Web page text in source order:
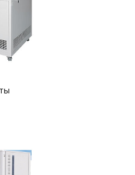
периодического
колонны